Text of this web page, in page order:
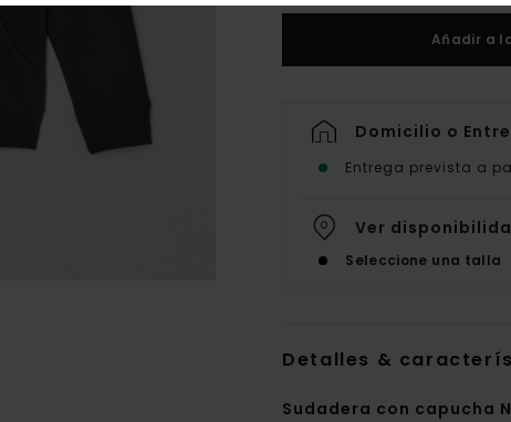
Añadir a
Domicilio o
Entrega prevista a
Ver
Seleccione una talla
Detalles &
Sudadera con capucha